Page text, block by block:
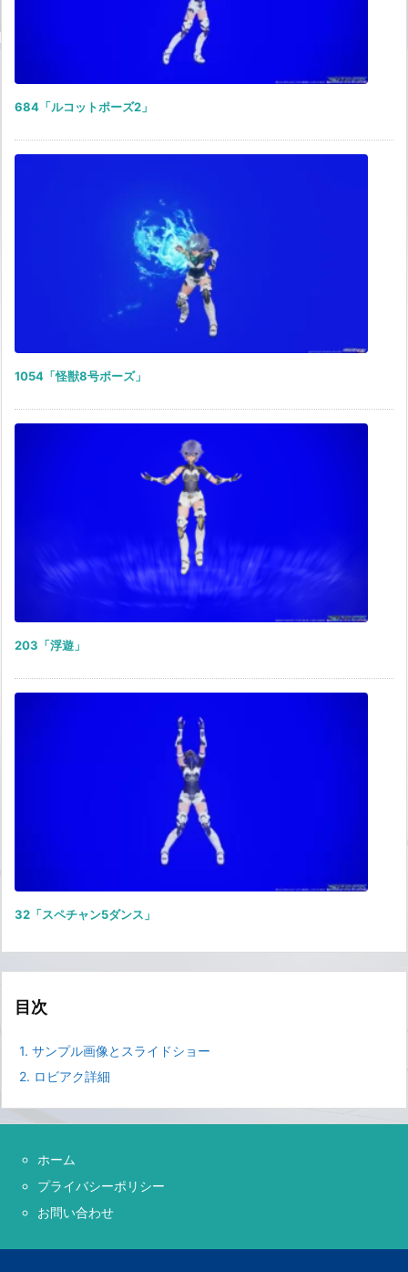
684「ルコットポーズ2」
1054「怪獣8号ポーズ」
203「浮遊」
32「スペチャン5ダンス」
目次
1. サンプル画像とスライドショー
2. ロビアク詳細
ホーム
プライバシーポリシー
お問い合わせ